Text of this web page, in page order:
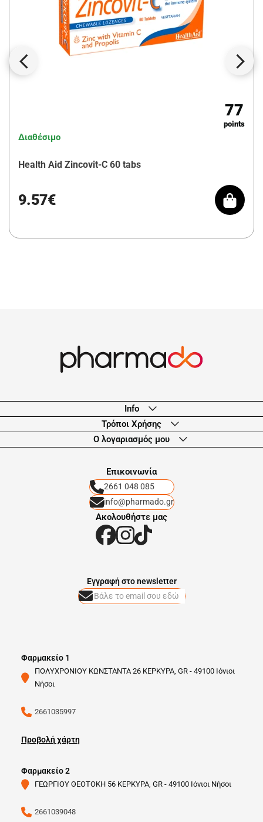
77
points
Διαθέσιμο
Health Aid Zincovit-C 60 tabs
9.57€
Info
Τρόποι Χρήσης
Ο λογαριασμός μου
Eπικοινωνία
2661 048 085
info@pharmado.gr
Ακολουθήστε μας
Φαρμακείο 1
ΠΟΛΥΧΡΟΝΙΟΥ ΚΩΝΣΤΑΝΤΑ 26 ΚΕΡΚΥΡΑ, GR - 49100 Ιόνιοι
Νήσοι
2661035997
Προβολή χάρτη
Φαρμακείο 2
ΓΕΩΡΓΙΟΥ ΘΕΟΤΟΚΗ 56 ΚΕΡΚΥΡΑ, GR - 49100 Ιόνιοι Νήσοι
2661039048
Eγγραφή στο newsletter